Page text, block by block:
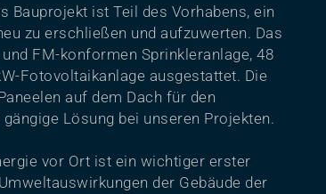
Bauprojekt ist Teil des Vorhabens, ein
zu erschließen und aufzuwerten. Das
FM-konformen Sprinkleranlage, 48
Fotovoltaikanlage ausgestattet. Die
auf dem Dach für den
Lösung bei unseren Projekten.
vor Ort ist ein wichtiger erster
der Gebäude der